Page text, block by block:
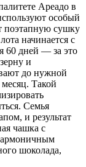
Ареадо в
особый
поэтапную сушку
начинается с
60 дней — за это
и
до нужной
Такой
Семья
и результат
чашка с
шоколада,